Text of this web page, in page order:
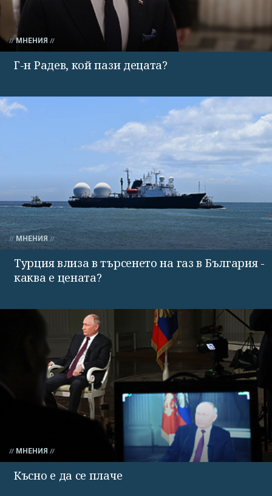
МНЕНИЯ
Г-н Радев, кой пази децата?
МНЕНИЯ
Турция влиза в търсенето на газ в България -
каква е цената?
МНЕНИЯ
Късно е да се плаче